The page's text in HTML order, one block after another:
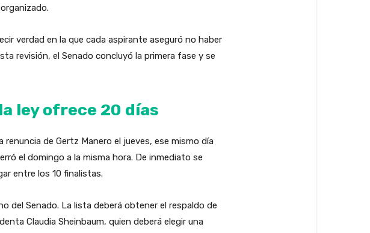
verdad en la que cada aspirante aseguró no haber
revisión, el Senado concluyó la primera fase y se
ley ofrece 20 días
de Gertz Manero el jueves, ese mismo día
el domingo a la misma hora. De inmediato se
entre los 10 finalistas.
del Senado. La lista deberá obtener el respaldo de
Claudia Sheinbaum, quien deberá elegir una